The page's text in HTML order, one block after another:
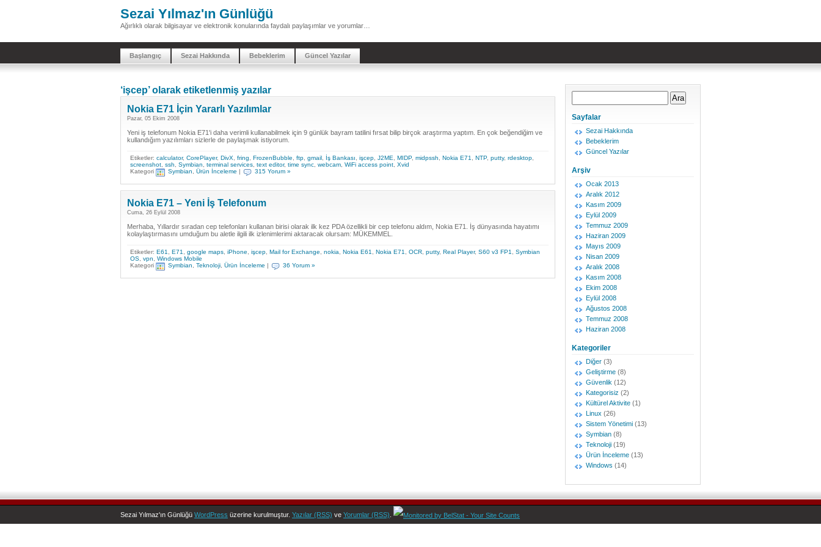
Sezai Yılmaz'ın Günlüğü
Ağırlıklı olarak bilgisayar ve elektronik konularında faydalı paylaşımlar ve yorumlar…
Başlangıç Sezai Hakkında Bebeklerim Güncel Yazılar
‘işcep’ olarak etiketlenmiş yazılar
Nokia E71 İçin Yararlı Yazılımlar
Pazar, 05 Ekim 2008
Yeni iş telefonum Nokia E71'i daha verimli kullanabilmek için 9 günlük bayram tatilini fırsat bilip birçok araştırma yaptım. En çok beğendiğim ve
kullandığım yazılımları sizlerle de paylaşmak istiyorum.
Etiketler: calculator, CorePlayer, DivX fring FrozenBubble ftp gmail İş Bankası işcep J2ME MIDP, midpssh Nokia E71 NTP, putty, rdesktop
screenshot ssh Symbian terminal services text editor, time sync webcam WiFi access point Xvid
Kategori
Symbian Ürün İnceleme | 315 Yorum »
Nokia E71 – Yeni İş Telefonum
Cuma, 26 Eylül 2008
Merhaba, Yıllardır sıradan cep telefonları kullanan birisi olarak ilk kez PDA özellikli bir cep telefonu aldım, Nokia E71. İş dünyasında hayatımı
kolaylaştırmasını umduğum bu aletle ilgili ilk izlenimlerimi aktaracak olursam: MÜKEMMEL.
Etiketler: E61 E71 google maps iPhone işcep Mail for Exchange nokia Nokia E61 Nokia E71 OCR putty, Real Player, S60 v3 FP1
Symbian
OS vpn
Windows Mobile
Kategori
Symbian Teknoloji Ürün İnceleme | 36 Yorum »
Sayfalar
Sezai Hakkında
Bebeklerim
Güncel Yazılar
Arşiv
Ocak 2013
Aralık 2012
Kasım 2009
Eylül 2009
Temmuz 2009
Haziran 2009
Mayıs 2009
Nisan 2009
Aralık 2008
Kasım 2008
Ekim 2008
Eylül 2008
Ağustos 2008
Temmuz 2008
Haziran 2008
Kategoriler
Diğer (3)
Geliştirme (8)
Güvenlik (12)
Kategorisiz (2)
Kültürel Aktivite (1)
Linux (26)
Sistem Yönetimi (13)
Symbian (8)
Teknoloji (19)
Ürün İnceleme (13)
Windows (14)
Sezai Yılmaz'ın Günlüğü WordPress üzerine kurulmuştur. Yazılar (RSS) ve Yorumlar (RSS)